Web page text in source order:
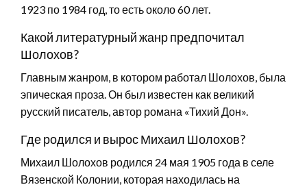
1923 по 1984 год, то есть около 60 лет.
Какой литературный жанр предпочитал
Шолохов?
Главным жанром, в котором работал Шолохов, была
эпическая проза. Он был известен как великий
русский писатель, автор романа «Тихий Дон».
Где родился и вырос Михаил Шолохов?
Михаил Шолохов родился 24 мая 1905 года в селе
Вязенской Колонии, которая находилась на